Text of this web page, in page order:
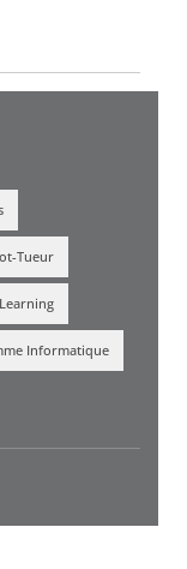
Tueur
Informatique
external)